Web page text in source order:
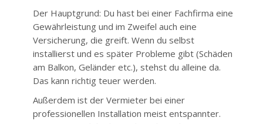
Der Hauptgrund: Du hast bei einer Fachfirma eine
Gewährleistung und im Zweifel auch eine
Versicherung, die greift. Wenn du selbst
installierst und es später Probleme gibt (Schäden
am Balkon, Geländer etc.), stehst du alleine da.
Das kann richtig teuer werden.
Außerdem ist der Vermieter bei einer
professionellen Installation meist entspannter.